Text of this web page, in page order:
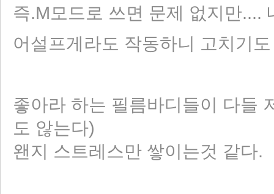
즉.M모드로 쓰면 문제 없지만....
어설프게라도 작동하니 고치기
좋아라 하는 필름바디들이 다들
도 않는다)
왠지 스트레스만 쌓이는것 같다.